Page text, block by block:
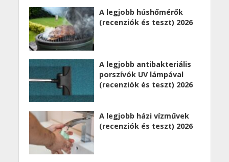
A legjobb húshőmérők
(recenziók és teszt) 2026
A legjobb antibakteriális
porszívók UV lámpával
(recenziók és teszt) 2026
A legjobb házi vízművek
(recenziók és teszt) 2026